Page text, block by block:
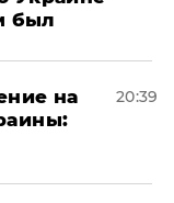
был
на
20:39